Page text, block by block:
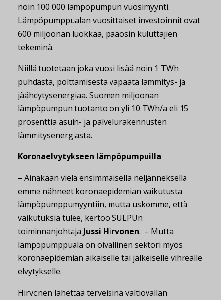
noin 100 000 lämpöpumpun vuosimyynti.
Lämpöpumppualan vuosittaiset investoinnit ovat
600 miljoonan luokkaa, pääosin kuluttajien
tekeminä.
Niillä tuotetaan joka vuosi lisää noin 1 TWh
puhdasta, polttamisesta vapaata lämmitys- ja
jäähdytysenergiaa. Suomen miljoonan
lämpöpumpun tuotanto on yli 10 TWh/a eli 15
prosenttia asuin- ja palvelurakennusten
lämmitysenergiasta.
Koronaelvytykseen lämpöpumpuilla
– Ainakaan vielä ensimmäisellä neljänneksellä
emme nähneet koronaepidemian vaikutusta
lämpöpumppumyyntiin, mutta uskomme, että
vaikutuksia tulee, kertoo SULPUn
toiminnanjohtaja Jussi Hirvonen. – Mutta
lämpöpumppuala on oivallinen sektori myös
koronaepidemian aikaiselle tai jälkeiselle vihreälle
elvytykselle.
Hirvonen lähettää terveisinä valtiovallan